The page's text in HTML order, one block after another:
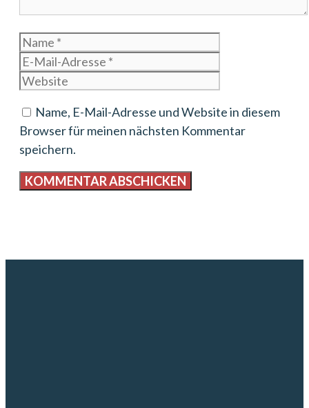
Name
Name, E-Mail-Adresse und Website in diesem
Browser für meinen nächsten Kommentar
speichern.